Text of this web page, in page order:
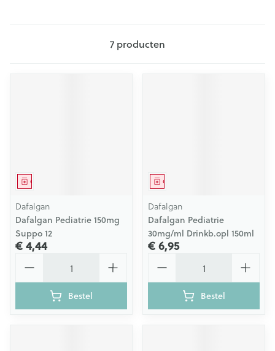
7 producten
Geneesmiddel
Dafalgan
Dafalgan Pediatrie 150mg
Suppo 12
€ 4,44
Bestel
Geneesmiddel
Dafalgan
Dafalgan Pediatrie
30mg/ml Drinkb.opl 150ml
€ 6,95
Bestel